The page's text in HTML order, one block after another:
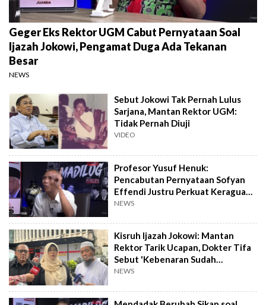
Geger Eks Rektor UGM Cabut Pernyataan Soal
Ijazah Jokowi, Pengamat Duga Ada Tekanan
Besar
NEWS
Sebut Jokowi Tak Pernah Lulus
Sarjana, Mantan Rektor UGM:
Tidak Pernah Diuji
VIDEO
Profesor Yusuf Henuk:
Pencabutan Pernyataan Sofyan
Effendi Justru Perkuat Keraguan
Ijazah Jokowi
NEWS
Kisruh Ijazah Jokowi: Mantan
Rektor Tarik Ucapan, Dokter Tifa
Sebut 'Kebenaran Sudah
Dikumandangkan'
NEWS